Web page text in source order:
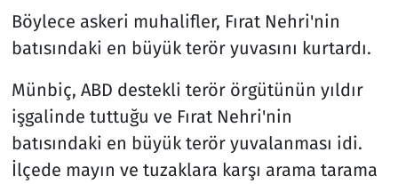
Böylece askeri muhalifler, Fırat Nehri'nin
batısındaki en büyük terör yuvasını kurtardı.
Münbiç, ABD destekli terör örgütünün yıldır
işgalinde tuttuğu ve Fırat Nehri'nin
batısındaki en büyük terör yuvalanması idi.
İlçede mayın ve tuzaklara karşı arama tarama
Televizyon